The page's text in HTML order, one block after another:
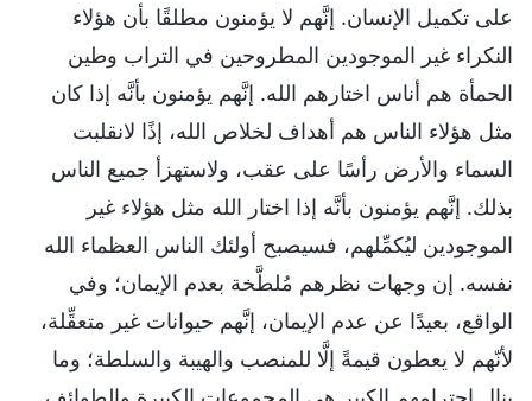
على تكميل الإنسان. إنَّهم لا يؤمنون مطلقًا بأن هؤلاء
النكراء غير الموجودين المطروحين في التراب وطين
الحمأة هم أناس اختارهم الله. إنَّهم يؤمنون بأنَّه إذا كان
مثل هؤلاء الناس هم أهداف لخلاص الله، إذًا لانقلبت
السماء والأرض رأسًا على عقب، ولاستهزأ جميع الناس
بذلك. إنَّهم يؤمنون بأنَّه إذا اختار الله مثل هؤلاء غير
الموجودين ليُكمِّلهم، فسيصبح أولئك الناس العظماء الله
نفسه. إن وجهات نظرهم مُلطَّخة بعدم الإيمان؛ وفي
الواقع، بعيدًا عن عدم الإيمان، إنَّهم حيوانات غير متعقِّلة،
لأنّهم لا يعطون قيمةً إلَّا للمنصب والهيبة والسلطة؛ وما